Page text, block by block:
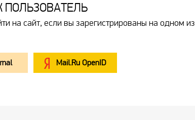
ПОЛЬЗОВАТЕЛЬ
на сайт, если вы зарегистрированы на одном из
Mail.Ru OpenID